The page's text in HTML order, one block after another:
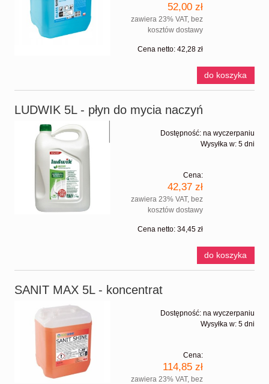
52,00 zł
zawiera 23% VAT, bez
kosztów dostawy
Cena netto:42,28 zł
do koszyka
LUDWIK 5L - płyn do mycia naczyń
Dostępność: na wyczerpaniu
Wysyłka w: 5 dni
Cena:
42,37 zł
zawiera 23% VAT, bez
kosztów dostawy
Cena netto:34,45 zł
do koszyka
SANIT MAX 5L - koncentrat
Dostępność: na wyczerpaniu
Wysyłka w: 5 dni
Cena:
114,85 zł
zawiera 23% VAT, bez